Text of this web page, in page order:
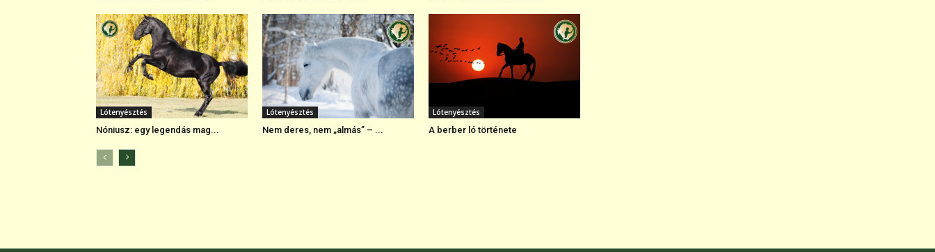
Lótenyésztés
Nóniusz: egy legendás mag...
Lótenyésztés
Nem deres, nem „almás” – ...
Lótenyésztés
A berber ló története